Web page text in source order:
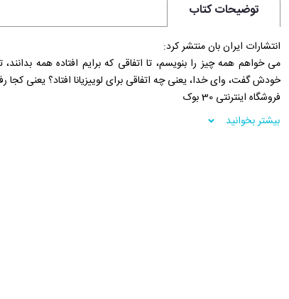
توضیحات کتاب
انتشارات ایران بان منتشر کرد:
می خواهم همه چیز را بنویسم، تا اتفاقی که برایم افتاده همه
خودش گفت، وای خدا، یعنی چه اتفاقی برای لوییزیانا افتاد؟ یعنی
فروشگاه اینترنتی 30 بوک
بیشتر بخوانید